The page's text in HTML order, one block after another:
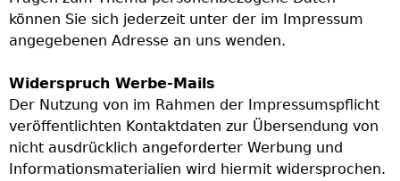
können Sie sich jederzeit unter der im Impressum
angegebenen Adresse an uns wenden.
Widerspruch Werbe-Mails
Der Nutzung von im Rahmen der Impressumspflicht
veröffentlichten Kontaktdaten zur Übersendung von
nicht ausdrücklich angeforderter Werbung und
Informationsmaterialien wird hiermit widersprochen.